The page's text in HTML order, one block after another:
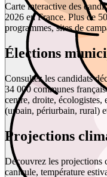
Carte interactive des
2026 en France. Plus de
programmes, sites de
Élections
Consultez les candidats
34 000 communes
centre, droite,
(urbain, périurbain, rural)
Projections
Découvrez les projections
canicule, température